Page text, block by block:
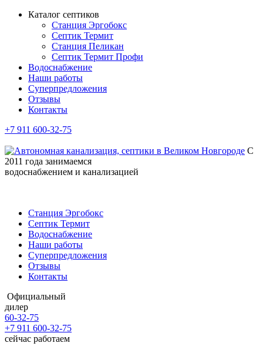
Каталог септиков
Станция Эргобокс
Септик Термит
Станция Пеликан
Септик Термит Профи
Водоснабжение
Наши работы
Суперпредложения
Отзывы
Контакты
+7 911 600-32-75
С
2011 года занимаемся
водоснабжением и канализацией
Станция Эргобокс
Септик Термит
Водоснабжение
Наши работы
Суперпредложения
Отзывы
Контакты
Официальный
дилер
60-32-75
+7 911 600-32-75
сейчас работаем